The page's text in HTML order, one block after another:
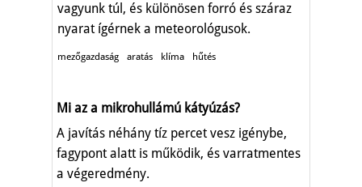
vagyunk túl, és különösen forró és száraz
nyarat ígérnek a meteorológusok.
mezőgazdaság aratás klíma hűtés
Mi az a mikrohullámú kátyúzás?
A javítás néhány tíz percet vesz igénybe,
fagypont alatt is működik, és varratmentes
a végeredmény.